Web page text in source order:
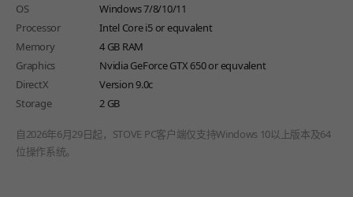
OS
Windows 7/8/10/11
Processor
Intel Core i5 or equvalent
Memory
4 GB RAM
Graphics
Nvidia GeForce GTX 650 or equvalent
DirectX
Version 9.0c
Storage
2 GB
自2026年6月29日起，STOVE PC客户端仅支持Windows 10以上版本及64
位操作系统。